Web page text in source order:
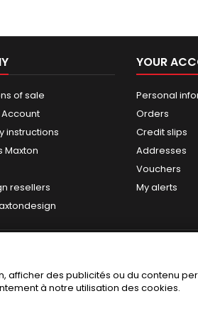
of sale
Account
instructions
Maxton
resellers
YOUR
Personal
Orders
Credit slips
Addresses
Vouchers
My alerts
des publicités ou du contenu
à notre utilisation des cookies.